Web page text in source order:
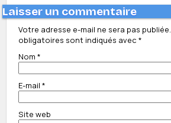
Laisser un commentaire
Votre adresse e-mail ne sera pas publiée.
obligatoires sont indiqués avec *
Nom *
E-mail *
Site web